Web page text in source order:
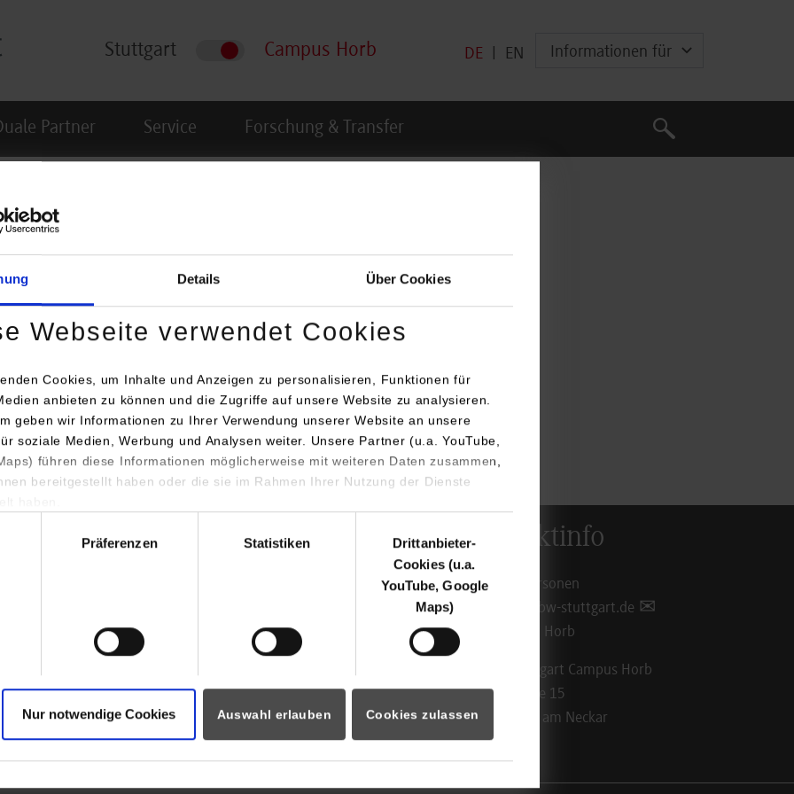
Details Über Cookies
Webseite verwendet Cookies
Cookies, um Inhalte und Anzeigen zu personalisieren, Funktionen für
anbieten zu können und die Zugriffe auf unsere Website zu analysieren.
geben wir Informationen zu Ihrer Verwendung unserer Website an unsere
soziale Medien, Werbung und Analysen weiter. Unsere Partner (u.a. YouTube,
führen diese Informationen möglicherweise mit weiteren Daten zusammen,
bereitgestellt haben oder die sie im Rahmen Ihrer Nutzung der Dienste
Präferenzen Statistiken
Drittanbieter-
Cookies (u.a.
YouTube, Google
Maps)
Nur notwendige Cookies Auswahl erlauben Cookies zulassen
Stuttgart Campus Horb DE EN Informationen für
Partner Service Forschung & Transfer
Suche
Suche
für
Horb International Visitors
Portale
Intranet
Kontaktinfo
Ansprechpersonen
info@hb.dhbw-stuttgart.de
Standorte in Horb
DHBW Stuttgart Campus Horb
Florianstraße 15
72160 Horb am Neckar